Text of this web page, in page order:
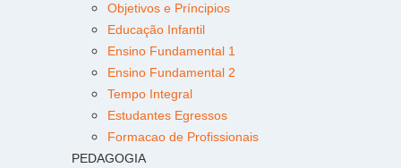
Objetivos e Príncipios
Educação Infantil
Ensino Fundamental 1
Ensino Fundamental 2
Tempo Integral
Estudantes Egressos
Formacao de Profissionais
PEDAGOGIA